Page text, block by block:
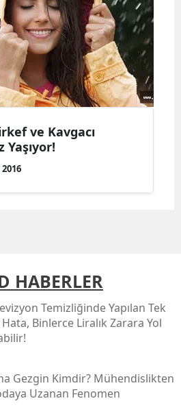
ve Kavgacı
Yaşıyor!
HABERLER
Temizliğinde Yapılan Tek
Binlerce Liralık Zarara Yol
Gezgin Kimdir? Mühendislikten
Uzanan Fenomen